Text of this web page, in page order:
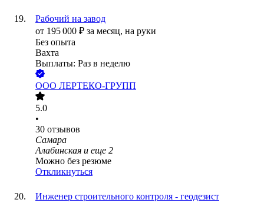
Рабочий на завод
от 195 000 ₽ за месяц, на руки
Без опыта
Вахта
Выплаты: Раз в неделю
ООО ЛЕРТЕКО-ГРУПП
5.0
•
30 отзывов
Самара
Алабинская и еще 2
Можно без резюме
Откликнуться
Инженер строительного контроля - геодезист